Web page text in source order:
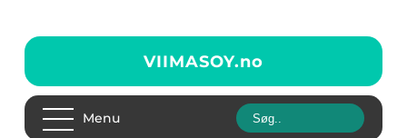
VIIMASOY.no
Menu